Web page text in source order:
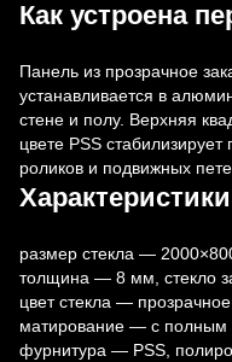
Как устроена
Панель из прозрачное
устанавливается в
стене и полу. Верхняя
цвете PSS
роликов и подвижных
размер стекла —
толщина — 8 мм, стекло
цвет стекла —
матирование — с полным
фурнитура — PSS,